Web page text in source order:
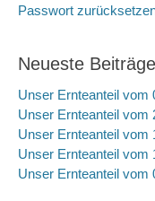
Passwort
Neueste Beiträge
Unser Ernteanteil vom
Unser Ernteanteil vom
Unser Ernteanteil vom
Unser Ernteanteil vom
Unser Ernteanteil vom